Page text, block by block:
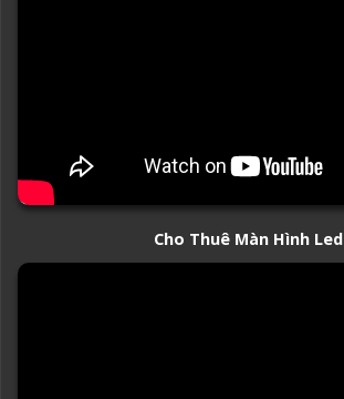
Cho Thuê Màn Hình Led